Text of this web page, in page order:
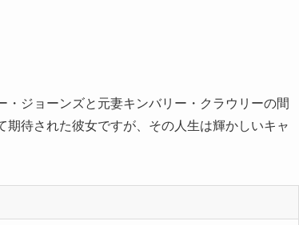
ジョーンズと元妻キンバリー・クラウリーの間
待された彼女ですが、その人生は輝かしいキャ